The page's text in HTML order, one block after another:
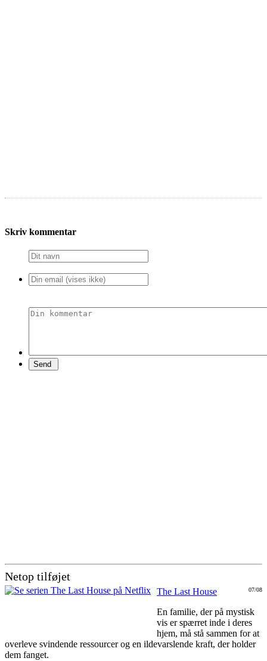
Skriv kommentar
Netop tilføjet
07/08
The Last House
En familie, der på mystisk
vis er spærret inde i deres
hjem, må stå sammen for at
overleve svindende ressourcer og en ildevarslende kraft, der holder
dem fanget.